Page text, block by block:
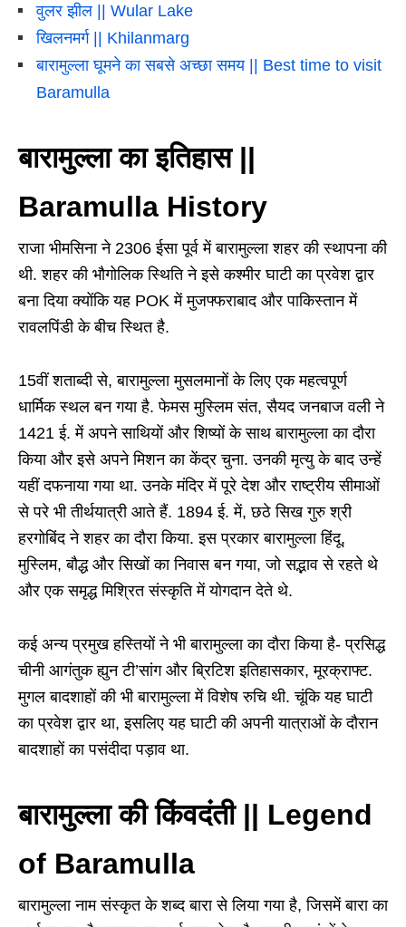
वुलर झील || Wular Lake
खिलनमर्ग || Khilanmarg
बारामुल्ला घूमने का सबसे अच्छा समय || Best time to visit
Baramulla
बारामुल्ला का इतिहास ||
Baramulla History
राजा भीमसिना ने 2306 ईसा पूर्व में बारामुल्ला शहर की स्थापना की
थी. शहर की भौगोलिक स्थिति ने इसे कश्मीर घाटी का प्रवेश द्वार
बना दिया क्योंकि यह POK में मुजफ्फराबाद और पाकिस्तान में
रावलपिंडी के बीच स्थित है.
15वीं शताब्दी से, बारामुल्ला मुसलमानों के लिए एक महत्वपूर्ण
धार्मिक स्थल बन गया है. फेमस मुस्लिम संत, सैयद जनबाज वली ने
1421 ई. में अपने साथियों और शिष्यों के साथ बारामुल्ला का दौरा
किया और इसे अपने मिशन का केंद्र चुना. उनकी मृत्यु के बाद उन्हें
यहीं दफनाया गया था. उनके मंदिर में पूरे देश और राष्ट्रीय सीमाओं
से परे भी तीर्थयात्री आते हैं. 1894 ई. में, छठे सिख गुरु श्री
हरगोबिंद ने शहर का दौरा किया. इस प्रकार बारामुल्ला हिंदू,
मुस्लिम, बौद्ध और सिखों का निवास बन गया, जो सद्भाव से रहते थे
और एक समृद्ध मिश्रित संस्कृति में योगदान देते थे.
कई अन्य प्रमुख हस्तियों ने भी बारामुल्ला का दौरा किया है- प्रसिद्ध
चीनी आगंतुक ह्युन टी’सांग और ब्रिटिश इतिहासकार, मूरक्राफ्ट.
मुगल बादशाहों की भी बारामुल्ला में विशेष रुचि थी. चूंकि यह घाटी
का प्रवेश द्वार था, इसलिए यह घाटी की अपनी यात्राओं के दौरान
बादशाहों का पसंदीदा पड़ाव था.
बारामुल्ला की किंवदंती || Legend
of Baramulla
बारामुल्ला नाम संस्कृत के शब्द बारा से लिया गया है, जिसमें बारा का